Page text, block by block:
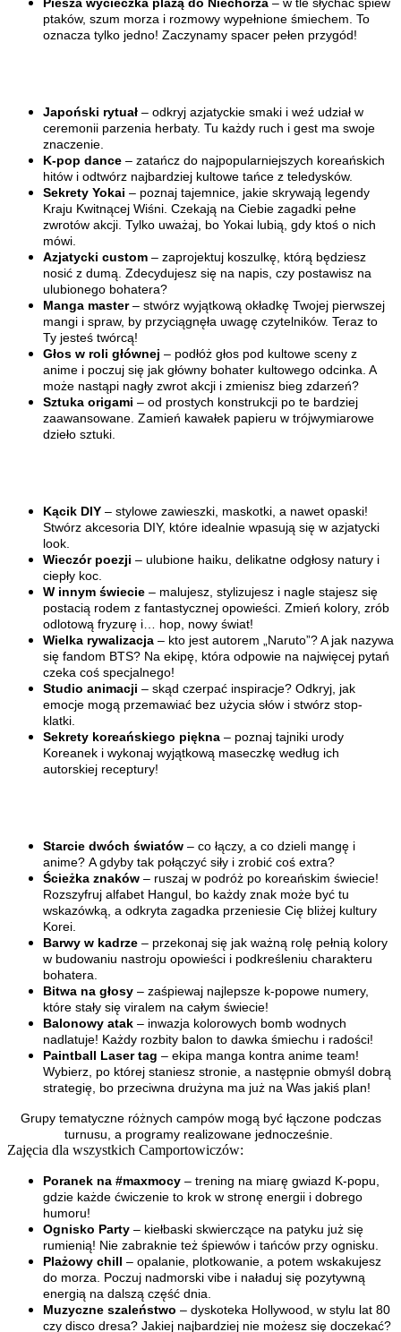
Piesza wycieczka plażą do Niechorza – w tle słychać śpiew
ptaków, szum morza i rozmowy wypełnione śmiechem. To
oznacza tylko jedno! Zaczynamy spacer pełen przygód!
Japoński rytuał – odkryj azjatyckie smaki i weź udział w
ceremonii parzenia herbaty. Tu każdy ruch i gest ma swoje
znaczenie.
K-pop dance – zatańcz do najpopularniejszych koreańskich
hitów i odtwórz najbardziej kultowe tańce z teledysków.
Sekrety Yokai – poznaj tajemnice, jakie skrywają legendy
Kraju Kwitnącej Wiśni. Czekają na Ciebie zagadki pełne
zwrotów akcji. Tylko uważaj, bo Yokai lubią, gdy ktoś o nich
mówi.
Azjatycki custom – zaprojektuj koszulkę, którą będziesz
nosić z dumą. Zdecydujesz się na napis, czy postawisz na
ulubionego bohatera?
Manga master– stwórz wyjątkową okładkę Twojej pierwszej
mangi i spraw, by przyciągnęła uwagę czytelników. Teraz to
Ty jesteś twórcą!
Głos w roli głównej – podłóż głos pod kultowe sceny z
anime i poczuj się jak główny bohater kultowego odcinka. A
może nastąpi nagły zwrot akcji i zmienisz bieg zdarzeń?
Sztuka origami – od prostych konstrukcji po te bardziej
zaawansowane. Zamień kawałek papieru w trójwymiarowe
dzieło sztuki.
Kącik DIY – stylowe zawieszki, maskotki, a nawet opaski!
Stwórz akcesoria DIY, które idealnie wpasują się w azjatycki
look.
Wieczór poezji – ulubione haiku, delikatne odgłosy natury i
ciepły koc.
W innym świecie – malujesz, stylizujesz i nagle stajesz się
postacią rodem z fantastycznej opowieści. Zmień kolory, zrób
odlotową fryzurę i… hop, nowy świat!
Wielka rywalizacja – kto jest autorem „Naruto”? A jak nazywa
się fandom BTS? Na ekipę, która odpowie na najwięcej pytań
czeka coś specjalnego!
Studio animacji – skąd czerpać inspiracje? Odkryj, jak
emocje mogą przemawiać bez użycia słów i stwórz stop-
klatki.
Sekrety koreańskiego piękna – poznaj tajniki urody
Koreanek i wykonaj wyjątkową maseczkę według ich
autorskiej receptury!
Starcie dwóch światów – co łączy, a co dzieli mangę i
anime? A gdyby tak połączyć siły i zrobić coś extra?
Ścieżka znaków – ruszaj w podróż po koreańskim świecie!
Rozszyfruj alfabet Hangul, bo każdy znak może być tu
wskazówką, a odkryta zagadka przeniesie Cię bliżej kultury
Korei.
Barwy w kadrze – przekonaj się jak ważną rolę pełnią kolory
w budowaniu nastroju opowieści i podkreśleniu charakteru
bohatera.
Bitwa na głosy – zaśpiewaj najlepsze k-popowe numery,
które stały się viralem na całym świecie!
Balonowy atak – inwazja kolorowych bomb wodnych
nadlatuje! Każdy rozbity balon to dawka śmiechu i radości!
Paintball Laser tag – ekipa manga kontra anime team!
Wybierz, po której staniesz stronie, a następnie obmyśl dobrą
strategię, bo przeciwna drużyna ma już na Was jakiś plan!
Grupy tematyczne różnych campów mogą być łączone podczas
turnusu, a programy realizowane jednocześnie.
Zajęcia dla wszystkich Camportowiczów:
Poranek na #maxmocy – trening na miarę gwiazd K-popu,
gdzie każde ćwiczenie to krok w stronę energii i dobrego
humoru!
Ognisko Party – kiełbaski skwierczące na patyku już się
rumienią! Nie zabraknie też śpiewów i tańców przy ognisku.
Plażowy chill – opalanie, plotkowanie, a potem wskakujesz
do morza. Poczuj nadmorski vibe i naładuj się pozytywną
energią na dalszą część dnia.
Muzyczne szaleństwo – dyskoteka Hollywood, w stylu lat 80
czy disco dresa? Jakiej najbardziej nie możesz się doczekać?